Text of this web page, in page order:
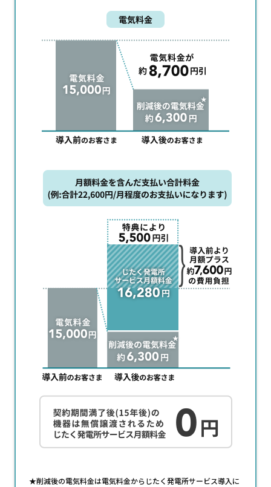
★削減後の電気料金は電気料金からじたく発電所サービス導入に